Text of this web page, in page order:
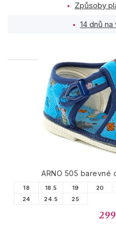
Způsoby
14 dnů
PODOBNÉ
ARNO 505 barevné
18 18.5 19 20
24
24.5 25